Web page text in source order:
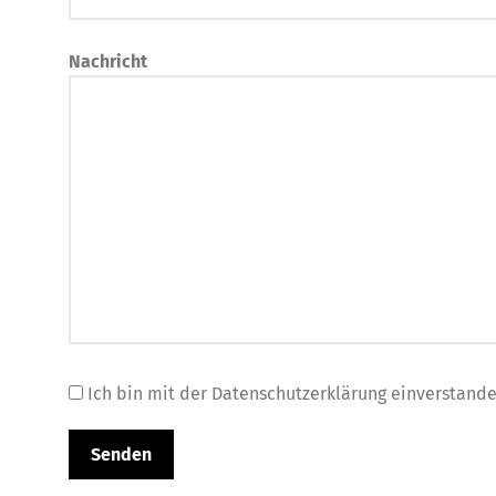
Nachricht
Ich bin mit der Datenschutzerklärung